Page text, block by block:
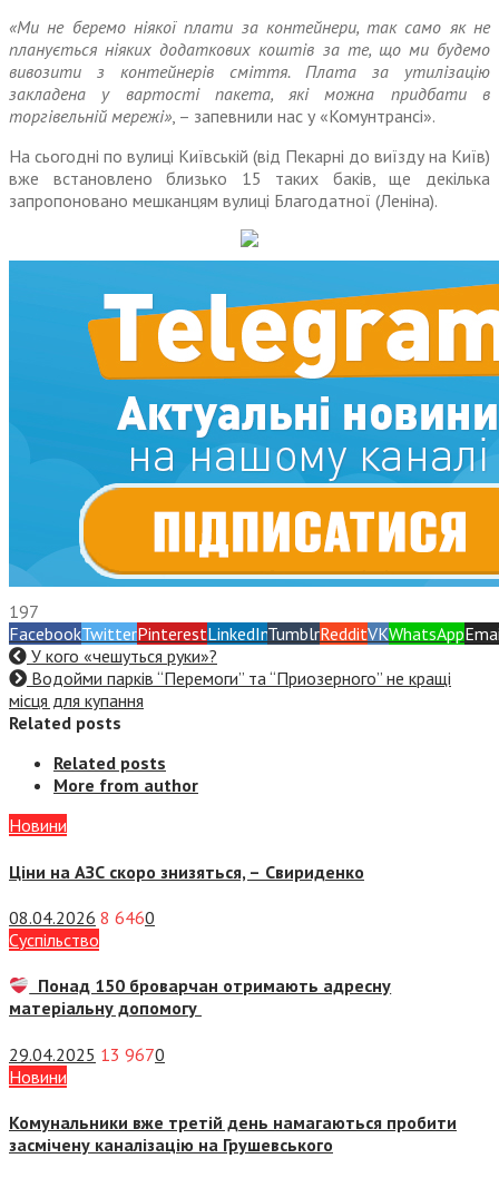
«Ми не беремо ніякої плати за контейнери, так само як не
планується ніяких додаткових коштів за те, що ми будемо
вивозити з контейнерів сміття. Плата за утилізацію
закладена у вартості пакета, які можна придбати в
торгівельній мережі», – запевнили нас у «Комунтрансі».
На сьогодні по вулиці Київській (від Пекарні до виїзду на Київ)
вже встановлено близько 15 таких баків, ще декілька
запропоновано мешканцям вулиці Благодатної (Леніна).
197
FacebookTwitterPinterestLinkedInTumblrRedditVKWhatsApp
У кого «чешуться руки»?
Водойми парків “Перемоги” та “Приозерного” не кращі
місця для купання
Related posts
Related posts
More from author
Новини
Ціни на АЗС скоро знизяться, – Свириденко
08.04.2026 8 6460
Суспiльство
Понад 150 броварчан отримають адресну
матеріальну допомогу
29.04.2025 13 9670
Новини
Комунальники вже третій день намагаються пробити
засмічену каналізацію на Грушевського